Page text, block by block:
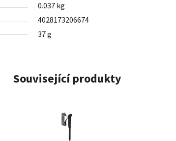
0.037 kg
4028173206674
37 g
Související produkty